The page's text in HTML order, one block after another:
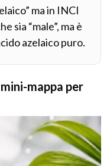
ma in INCI
sia “male”, ma è
azelaico puro.
mappa per